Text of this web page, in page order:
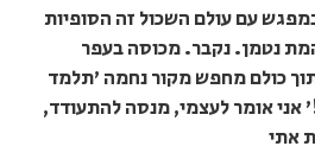
עם עולם השכול זה הסופיות
נטמן. נקבר. מכוסה בעפר
כולם מחפש מקור נחמה 'תלמד
אני אומר לעצמי, מנסה להתעודד,
אתי